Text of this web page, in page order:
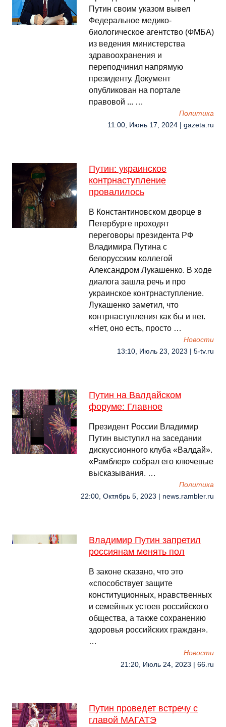
Путин своим указом вывел
Федеральное медико-
биологическое агентство (ФМБА)
из ведения министерства
здравоохранения и
переподчинил напрямую
президенту. Документ
опубликован на портале
правовой ... …
Политика
11:00, Июнь 17, 2024 | gazeta.ru
Путин: украинское
контрнаступление
провалилось
В Константиновском дворце в
Петербурге проходят
переговоры президента РФ
Владимира Путина с
белорусским коллегой
Александром Лукашенко. В ходе
диалога зашла речь и про
украинское контрнаступление.
Лукашенко заметил, что
контрнаступления как бы и нет.
«Нет, оно есть, просто …
Новости
13:10, Июль 23, 2023 | 5-tv.ru
Путин на Валдайском
форуме: Главное
Президент России Владимир
Путин выступил на заседании
дискуссионного клуба «Валдай».
«Рамблер» собрал его ключевые
высказывания. …
Политика
22:00, Октябрь 5, 2023 | news.rambler.ru
Владимир Путин запретил
россиянам менять пол
В законе сказано, что это
«способствует защите
конституционных, нравственных
и семейных устоев российского
общества, а также сохранению
здоровья российских граждан».
…
Новости
21:20, Июль 24, 2023 | 66.ru
Путин проведет встречу с
главой МАГАТЭ